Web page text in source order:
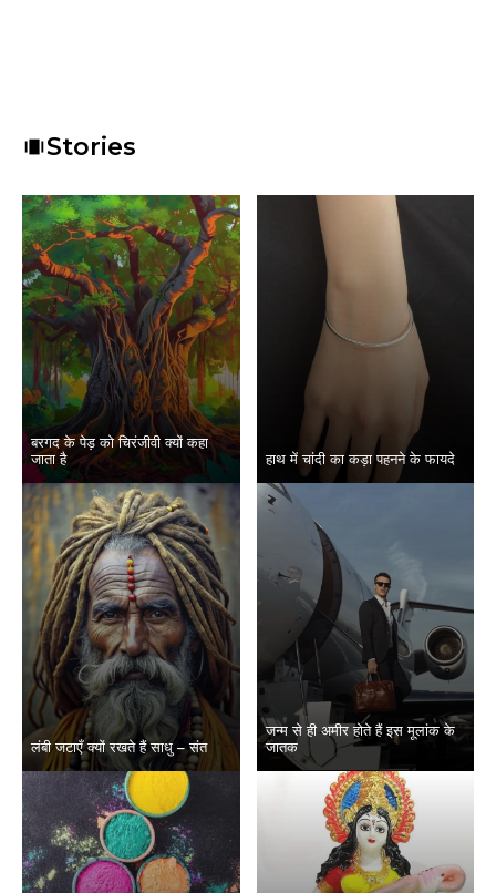
Stories
बरगद के पेड़ को चिरंजीवी क्यों कहा
जाता है
हाथ में चांदी का कड़ा पहनने के फायदे
लंबी जटाएँ क्यों रखते हैं साधु – संत
जन्म से ही अमीर होते हैं इस मूलांक के
जातक